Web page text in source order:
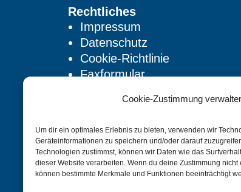
Cookie-Zustimmung
Um dir ein optimales Erlebnis zu bieten, verwenden wir
Geräteinformationen zu speichern und/oder darauf
Technologien zustimmst, können wir Daten wie das
dieser Website verarbeiten. Wenn du deine Zustimmung nicht
können bestimmte Merkmale und Funktionen beeinträchtigt
Rechtliches
Impressum
Datenschutz
Cookie-Richtlinie
Faxformular
Montagebedingungen
Folge uns auf